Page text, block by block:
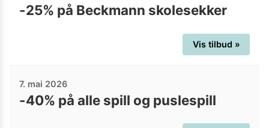
-25% på Beckmann skolesekker
Vis tilbud »
7. mai 2026
-40% på alle spill og puslespill